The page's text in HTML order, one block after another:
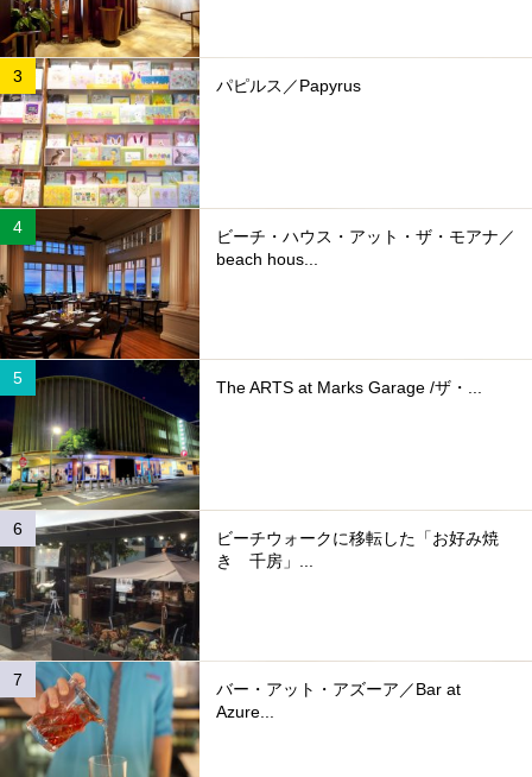
パピルス／Papyrus
ビーチ・ハウス・アット・ザ・モアナ／
beach hous...
The ARTS at Marks Garage /ザ・...
ビーチウォークに移転した「お好み焼
き 千房」...
バー・アット・アズーア／Bar at
Azure...